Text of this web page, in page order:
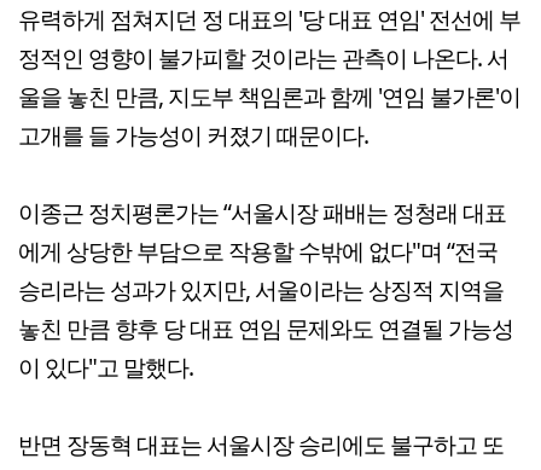
유력하게 점쳐지던 정 대표의 '당 대표 연임' 전선에 부
정적인 영향이 불가피할 것이라는 관측이 나온다. 서
울을 놓친 만큼, 지도부 책임론과 함께 '연임 불가론'이
고개를 들 가능성이 커졌기 때문이다.
이종근 정치평론가는 “서울시장 패배는 정청래 대표
에게 상당한 부담으로 작용할 수밖에 없다"며 “전국
승리라는 성과가 있지만, 서울이라는 상징적 지역을
놓친 만큼 향후 당 대표 연임 문제와도 연결될 가능성
이 있다"고 말했다.
반면 장동혁 대표는 서울시장 승리에도 불구하고 또